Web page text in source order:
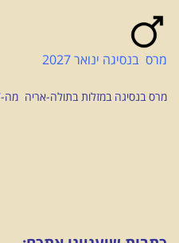
מרס בנסיגה ינואר 2027
מרס בנסיגה במזלות בתולה-אריה מה-10.1.2027 עד 1.4.2027